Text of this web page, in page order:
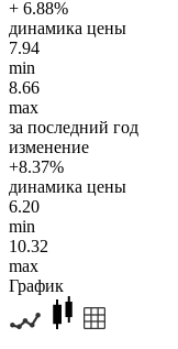
+ 6.88%
динамика цены
7.94
min
8.66
max
за последний год
изменение
+8.37%
динамика цены
6.20
min
10.32
max
График